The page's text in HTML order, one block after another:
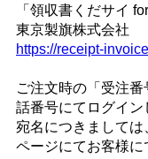
「領収書くだサイ
東京製旗株式会社
https://receipt-
ご注文時の「受注
話番号にてログイン
宛名につきましては
ページにてお客様に